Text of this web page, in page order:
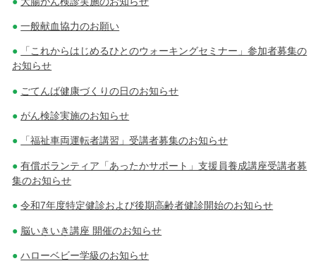
一般献血協力のお願い
「これからはじめるひとのウォーキングセミナー」参加者募集の
お知らせ
ごてんば健康づくりの日のお知らせ
がん検診実施のお知らせ
「福祉車両運転者講習」受講者募集のお知らせ
有償ボランティア「あったかサポート」支援員養成講座受講者募
集のお知らせ
令和7年度特定健診および後期高齢者健診開始のお知らせ
脳いきいき講座 開催のお知らせ
ハローベビー学級のお知らせ